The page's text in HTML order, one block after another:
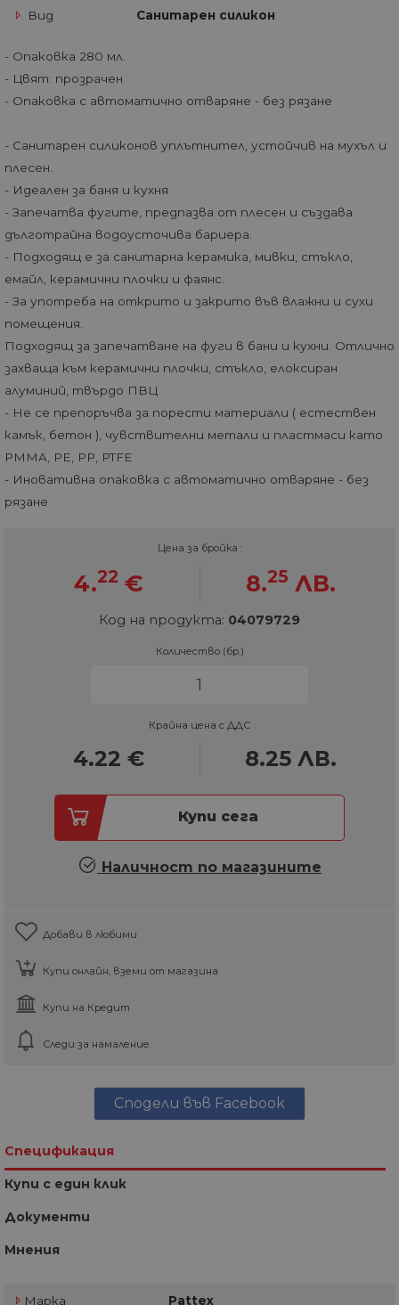
Вид Санитарен силикон
- Опаковка 280 мл.
- Цвят: прозрачен
- Опаковка с автоматично отваряне - без рязане
- Санитарен силиконов уплътнител, устойчив на мухъл и
плесен.
- Идеален за баня и кухня
- Запечатва фугите, предпазва от плесен и създава
дълготрайна водоусточива бариера.
- Подходящ е за санитарна керамика, мивки, стъкло,
емайл, керамични плочки и фаянс.
- За употреба на открито и закрито във влажни и сухи
помещения.
Подходящ за запечатване на фуги в бани и кухни. Отлично
захваща към керамични плочки, стъкло, елоксиран
алуминий, твърдо ПВЦ
- Не се препоръчва за порести материали ( естествен
камък, бетон ), чувствителни метали и пластмаси като
PMMA, PE, PP, PTFE
- Иновативна опаковка с автоматично отваряне - без
рязане
Цена за бройка :
4.22 € 8.25 ЛВ.
Код на продукта: 04079729
Количество (бр.)
Крайна цена с ДДС
4.22 € 8.25 ЛВ.
Купи сега
Наличност по магазините
Добави в любими
Купи онлайн, вземи от магазина
Купи на Кредит
Следи за намаление
Сподели във Facebook
Спецификация
Купи с един клик
Документи
Мнения
Марка Pattex